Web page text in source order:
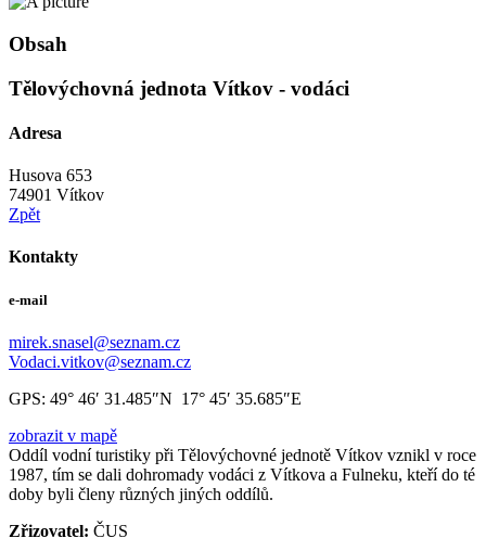
Obsah
Tělovýchovná jednota Vítkov - vodáci
Adresa
Husova 653
74901 Vítkov
Zpět
Kontakty
e-mail
mirek.snasel@seznam.cz
Vodaci.vitkov@seznam.cz
GPS: 49° 46′ 31.485″N 17° 45′ 35.685″E
zobrazit v mapě
Oddíl vodní turistiky při Tělovýchovné jednotě Vítkov vznikl v roce
1987, tím se dali dohromady vodáci z Vítkova a Fulneku, kteří do té
doby byli členy různých jiných oddílů.
Zřizovatel: ČUS